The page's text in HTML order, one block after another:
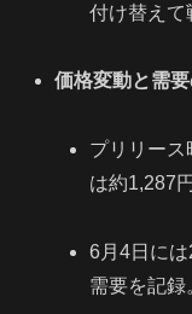
付け替えて
価格変動と需
プリリー
は約1,287
6月4日に
需要を記録